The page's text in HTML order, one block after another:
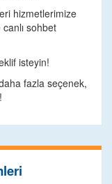
hizmetlerimize
sohbet
isteyin!
fazla seçenek,